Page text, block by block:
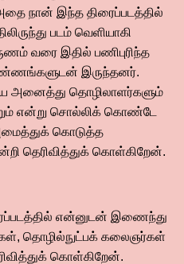
நான் இந்த திரைப்படத்தில்
படம் வெளியாகி
வரை இதில் பணிபுரிந்த
இருந்தனர்.
அனைத்து தொழிலாளர்களும்
என்று சொல்லிக் கொண்டே
கொடுத்த
தெரிவித்துக் கொள்கிறேன்.
என்னுடன் இணைந்து
தொழில்நுட்பக் கலைஞர்கள்
கொள்கிறேன்.